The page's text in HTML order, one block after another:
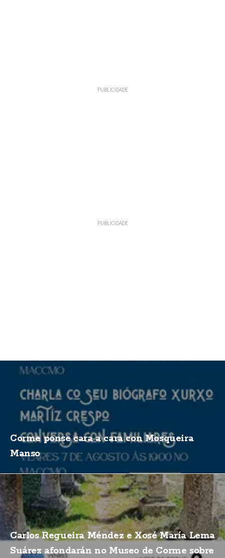
Corme ponse cara a cara con Mosqueira
Manso
Carlos Regueira Méndez e Xosé María Lema
Suárez afondarán no Museo de Corme sobre